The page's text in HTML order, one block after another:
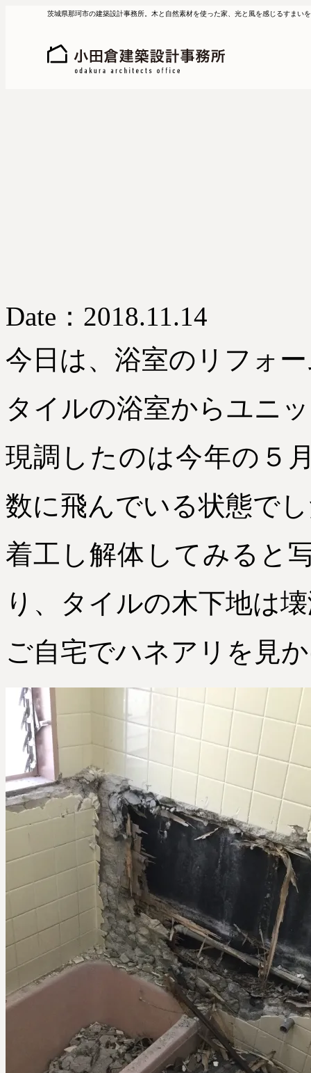
茨城県那珂市の建築設計事務所。木と自然素材を使った家、光と風を感じるすまい
Date：2018.11.14
今日は、浴室のリフォ
タイルの浴室からユニ
現調したのは今年の５
数に飛んでいる状態で
着工し解体してみると
り、タイルの木下地は
ご自宅でハネアリを見